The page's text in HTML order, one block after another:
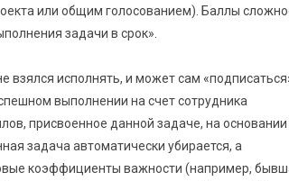
или общим голосованием). Баллы
задачи в срок».
взялся исполнять, и может сам
выполнении на счет сотрудника
присвоенное данной задаче, на основании
задача автоматически убирается, а
коэффициенты важности (например,